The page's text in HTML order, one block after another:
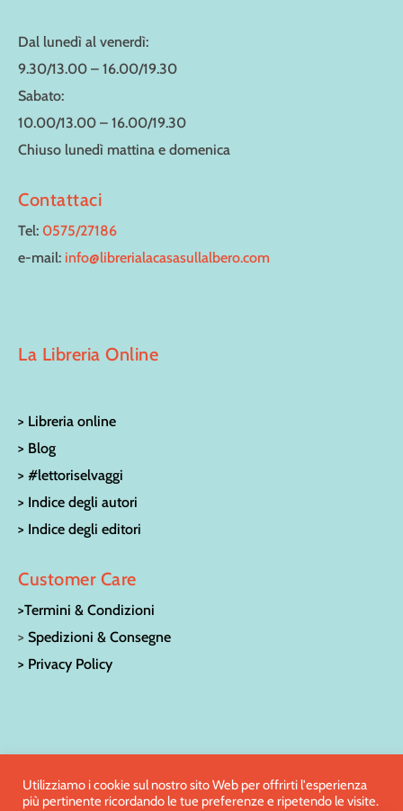
Dal lunedì al venerdì:
9.30/13.00 – 16.00/19.30
Sabato:
10.00/13.00 – 16.00/19.30
Chiuso lunedì mattina e domenica
Contattaci
Tel: 0575/27186
e-mail: info@librerialacasasullalbero.com
La Libreria Online
> Libreria online
> Blog
> #lettoriselvaggi
> Indice degli autori
> Indice degli editori
Customer Care
>Termini & Condizioni
>Spedizioni & Consegne
> Privacy Policy
© LA CASA SULL’ALBERO LIBRERIA PER RAGAZZI | Via San
Francesco 15 – 52100 Arezzo | Tel:0575/27186| e-mail:
Utilizziamo i cookie sul nostro sito Web per offrirti l'esperienza
più pertinente ricordando le tue preferenze e ripetendo le visite.